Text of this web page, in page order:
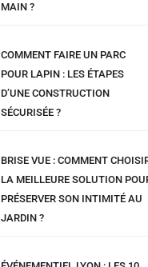
MAIN ?
COMMENT FAIRE UN PARC
POUR LAPIN : LES ÉTAPES
D’UNE CONSTRUCTION
SÉCURISÉE ?
BRISE VUE : COMMENT
LA MEILLEURE SOLUTION
PRÉSERVER SON INTIMITÉ AU
JARDIN ?